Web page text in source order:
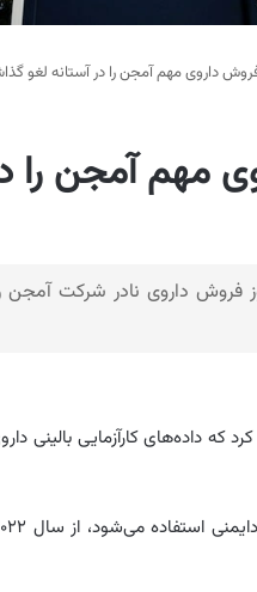
فروش داروی مهم آمجن را در آستانه لغو
مهم آمجن را
فروش داروی نادر شرکت آمجن
کرد که داده‌های کارآزمایی